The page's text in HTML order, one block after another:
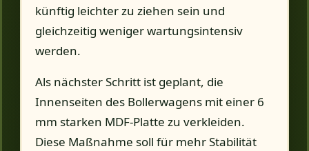
künftig leichter zu ziehen sein und
gleichzeitig weniger wartungsintensiv
werden.
Als nächster Schritt ist geplant, die
Innenseiten des Bollerwagens mit einer 6
mm starken MDF-Platte zu verkleiden.
Diese Maßnahme soll für mehr Stabilität